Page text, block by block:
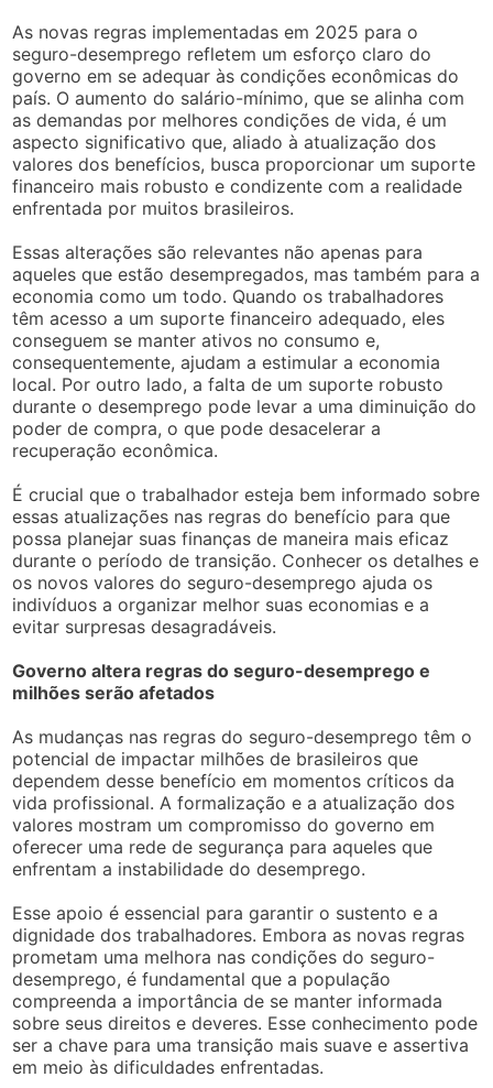
As novas regras implementadas em 2025 para o
seguro-desemprego refletem um esforço claro do
governo em se adequar às condições econômicas do
país. O aumento do salário-mínimo, que se alinha com
as demandas por melhores condições de vida, é um
aspecto significativo que, aliado à atualização dos
valores dos benefícios, busca proporcionar um suporte
financeiro mais robusto e condizente com a realidade
enfrentada por muitos brasileiros.
Essas alterações são relevantes não apenas para
aqueles que estão desempregados, mas também para a
economia como um todo. Quando os trabalhadores
têm acesso a um suporte financeiro adequado, eles
conseguem se manter ativos no consumo e,
consequentemente, ajudam a estimular a economia
local. Por outro lado, a falta de um suporte robusto
durante o desemprego pode levar a uma diminuição do
poder de compra, o que pode desacelerar a
recuperação econômica.
É crucial que o trabalhador esteja bem informado sobre
essas atualizações nas regras do benefício para que
possa planejar suas finanças de maneira mais eficaz
durante o período de transição. Conhecer os detalhes e
os novos valores do seguro-desemprego ajuda os
indivíduos a organizar melhor suas economias e a
evitar surpresas desagradáveis.
Governo altera regras do seguro-desemprego e
milhões serão afetados
As mudanças nas regras do seguro-desemprego têm o
potencial de impactar milhões de brasileiros que
dependem desse benefício em momentos críticos da
vida profissional. A formalização e a atualização dos
valores mostram um compromisso do governo em
oferecer uma rede de segurança para aqueles que
enfrentam a instabilidade do desemprego.
Esse apoio é essencial para garantir o sustento e a
dignidade dos trabalhadores. Embora as novas regras
prometam uma melhora nas condições do seguro-
desemprego, é fundamental que a população
compreenda a importância de se manter informada
sobre seus direitos e deveres. Esse conhecimento pode
ser a chave para uma transição mais suave e assertiva
em meio às dificuldades enfrentadas.